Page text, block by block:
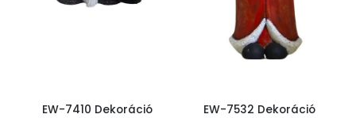
EW-7410 Dekoráció EW-7532 Dekoráció